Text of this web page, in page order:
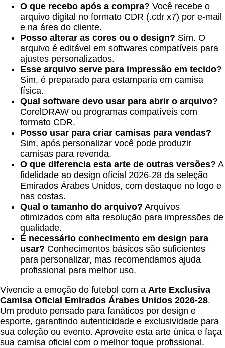
O que recebo após a compra? Você recebe o
arquivo digital no formato CDR (.cdr x7) por e-mail
e na área do cliente.
Posso alterar as cores ou o design? Sim. O
arquivo é editável em softwares compatíveis para
ajustes personalizados.
Esse arquivo serve para impressão em tecido?
Sim, é preparado para estamparia em camisa
física.
Qual software devo usar para abrir o arquivo?
CorelDRAW ou programas compatíveis com
formato CDR.
Posso usar para criar camisas para vendas?
Sim, após personalizar você pode produzir
camisas para revenda.
O que diferencia esta arte de outras versões? A
fidelidade ao design oficial 2026-28 da seleção
Emirados Árabes Unidos, com destaque no logo e
nas costas.
Qual o tamanho do arquivo? Arquivos
otimizados com alta resolução para impressões de
qualidade.
É necessário conhecimento em design para
usar? Conhecimentos básicos são suficientes
para personalizar, mas recomendamos ajuda
profissional para melhor uso.
Vivencie a emoção do futebol com a Arte Exclusiva
Camisa Oficial Emirados Árabes Unidos 2026-28.
Um produto pensado para fanáticos por design e
esporte, garantindo autenticidade e exclusividade para
sua coleção ou evento. Aproveite esta arte única e faça
sua camisa oficial com o melhor toque profissional.